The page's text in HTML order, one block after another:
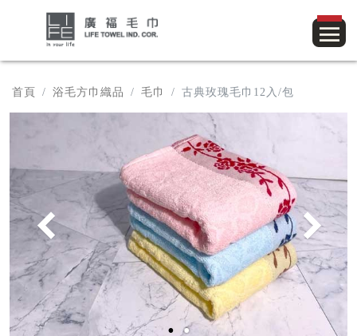
首頁 浴毛方巾織品 毛巾 古典玫瑰毛巾12入/包